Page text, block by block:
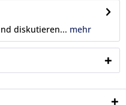
diskutieren... mehr